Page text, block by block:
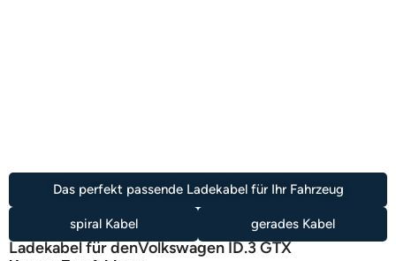
Das perfekt passende Ladekabel für Ihr Fahrzeug
spiral Kabel gerades Kabel
Ladekabel für denVolkswagen ID.3 GTX